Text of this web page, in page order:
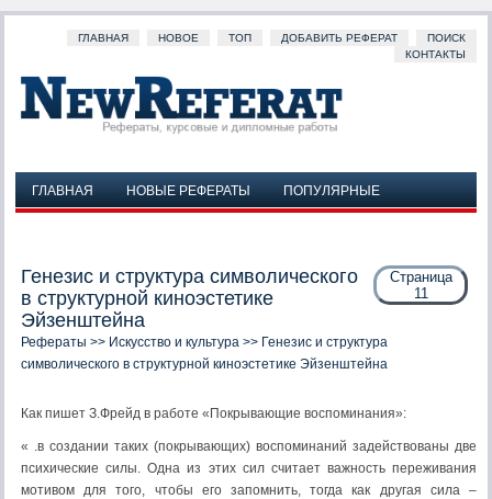
ГЛАВНАЯ НОВОЕ ТОП ДОБАВИТЬ РЕФЕРАТ
ПОИСК
КОНТАКТЫ
ГЛАВНАЯ НОВЫЕ РЕФЕРАТЫ
ПОПУЛЯРНЫЕ
Страница
11
Генезис и структура символического
в структурной киноэстетике
Эйзенштейна
Рефераты >> Искусство и культура >> Генезис и структура
символического в структурной киноэстетике Эйзенштейна
Как пишет З.Фрейд в работе «Покрывающие воспоминания»:
« .в создании таких (покрывающих) воспоминаний задействованы две
психические силы. Одна из этих сил считает важность переживания
мотивом для того, чтобы его запомнить, тогда как другая сила –